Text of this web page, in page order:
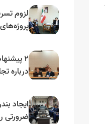
لزوم
۲
درباره
ایجاد
ضرورتی